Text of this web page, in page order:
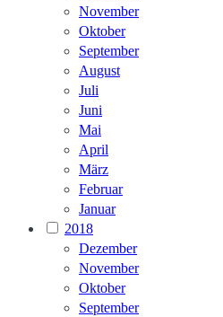
November
Oktober
September
August
Juli
Juni
Mai
April
März
Februar
Januar
2018
Dezember
November
Oktober
September